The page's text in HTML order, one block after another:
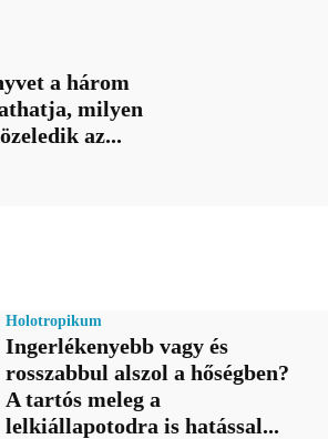
a három
milyen
az...
Holotropikum
Ingerlékenyebb vagy és
rosszabbul alszol a hőségben?
A tartós meleg a
lelkiállapotodra is hatással...